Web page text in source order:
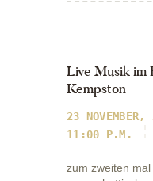
Live Musik im
Kempston
23
11:00 P.M.
zum zweiten